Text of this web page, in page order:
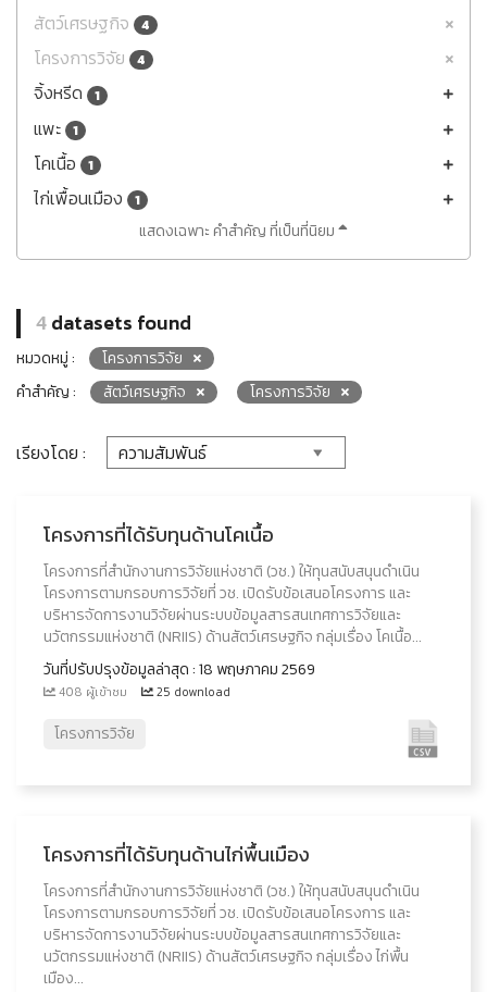
สัตว์เศรษฐกิจ 4
โครงการวิจัย 4
จิ้งหรีด 1
แพะ 1
โคเนื้อ 1
ไก่เพื้อนเมือง 1
แสดงเฉพาะ คำสำคัญ ที่เป็นที่นิยม
4datasets found
หมวดหมู่ :
โครงการวิจัย
คำสำคัญ :
สัตว์เศรษฐกิจ โครงการวิจัย
เรียงโดย :
โครงการที่ได้รับทุนด้านโคเนื้อ
โครงการที่สำนักงานการวิจัยแห่งชาติ (วช.) ให้ทุนสนับสนุนดำเนิน
โครงการตามกรอบการวิจัยที่ วช. เปิดรับข้อเสนอโครงการ และ
บริหารจัดการงานวิจัยผ่านระบบข้อมูลสารสนเทศการวิจัยและ
นวัตกรรมแห่งชาติ (NRIIS) ด้านสัตว์เศรษฐกิจ กลุ่มเรื่อง โคเนื้อ...
วันที่ปรับปรุงข้อมูลล่าสุด : 18 พฤษภาคม 2569
408 ผู้เข้าชม 25 download
โครงการวิจัย
โครงการที่ได้รับทุนด้านไก่พื้นเมือง
โครงการที่สำนักงานการวิจัยแห่งชาติ (วช.) ให้ทุนสนับสนุนดำเนิน
โครงการตามกรอบการวิจัยที่ วช. เปิดรับข้อเสนอโครงการ และ
บริหารจัดการงานวิจัยผ่านระบบข้อมูลสารสนเทศการวิจัยและ
นวัตกรรมแห่งชาติ (NRIIS) ด้านสัตว์เศรษฐกิจ กลุ่มเรื่อง ไก่พื้น
เมือง...